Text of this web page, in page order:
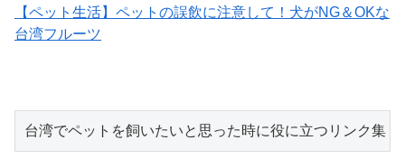
【ペット生活】ペットの誤飲に注意して！犬がNG＆OKな
台湾フルーツ
台湾でペットを飼いたいと思った時に役に立つリンク集